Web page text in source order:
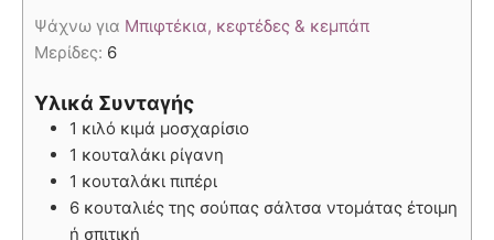
Ψάχνω για Μπιφτέκια, κεφτέδες & κεμπάπ
Μερίδες: 6
Υλικά Συνταγής
1 κιλό κιμά μοσχαρίσιο
1 κουταλάκι ρίγανη
1 κουταλάκι πιπέρι
6 κουταλιές της σούπας σάλτσα ντομάτας έτοιμη
ή σπιτική